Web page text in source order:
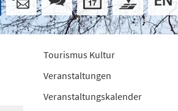
Tourismus Kultur
Veranstaltungen
Veranstaltungskalender